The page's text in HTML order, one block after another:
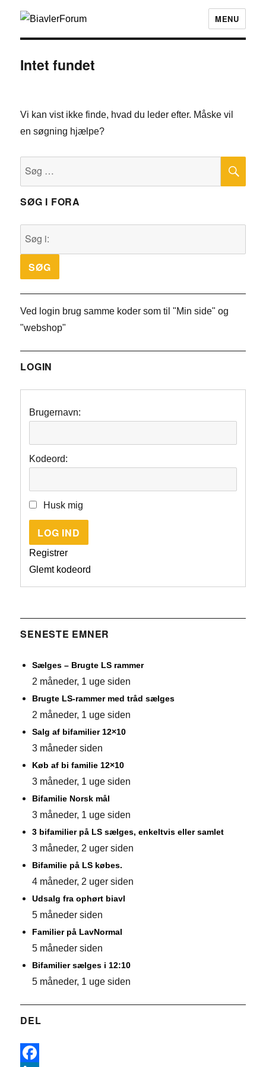
MENU
Intet fundet
Vi kan vist ikke finde, hvad du leder efter. Måske vil
en søgning hjælpe?
SØG I FORA
Ved login brug samme koder som til "Min side" og
"webshop"
LOGIN
Brugernavn:
Kodeord:
Husk mig
LOG IND
Registrer
Glemt kodeord
SENESTE EMNER
Sælges – Brugte LS rammer
2 måneder, 1 uge siden
Brugte LS-rammer med tråd sælges
2 måneder, 1 uge siden
Salg af bifamilier 12×10
3 måneder siden
Køb af bi familie 12×10
3 måneder, 1 uge siden
Bifamilie Norsk mål
3 måneder, 1 uge siden
3 bifamilier på LS sælges, enkeltvis eller samlet
3 måneder, 2 uger siden
Bifamilie på LS købes.
4 måneder, 2 uger siden
Udsalg fra ophørt biavl
5 måneder siden
Familier på LavNormal
5 måneder siden
Bifamilier sælges i 12:10
5 måneder, 1 uge siden
DEL